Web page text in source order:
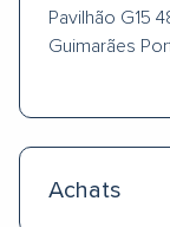
Pavilhão G15
Guimarães
Achats